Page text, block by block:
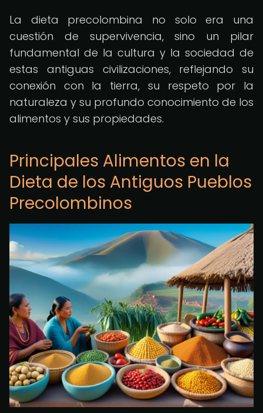
La dieta precolombina no solo era una
cuestión de supervivencia, sino un pilar
fundamental de la cultura y la sociedad de
estas antiguas civilizaciones, reflejando su
conexión con la tierra, su respeto por la
naturaleza y su profundo conocimiento de los
alimentos y sus propiedades.
Principales Alimentos en la
Dieta de los Antiguos Pueblos
Precolombinos